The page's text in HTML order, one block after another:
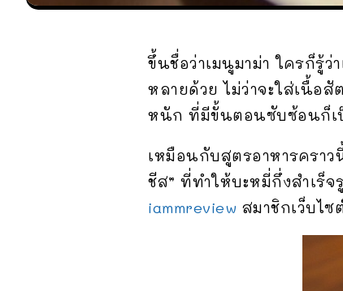
ขึ้นชื่อว่าเมนูมาม่า ใครก็รู้
หลายด้วย ไม่ว่าจะใส่เนื้อ
หนัก ที่มีขั้นตอนซับซ้อนก็เ
เหมือนกับสูตรอาหารคราว
ชีส” ที่ทำให้บะหมี่กึ่งสำเร็
iammreview สมาชิกเว็บไ